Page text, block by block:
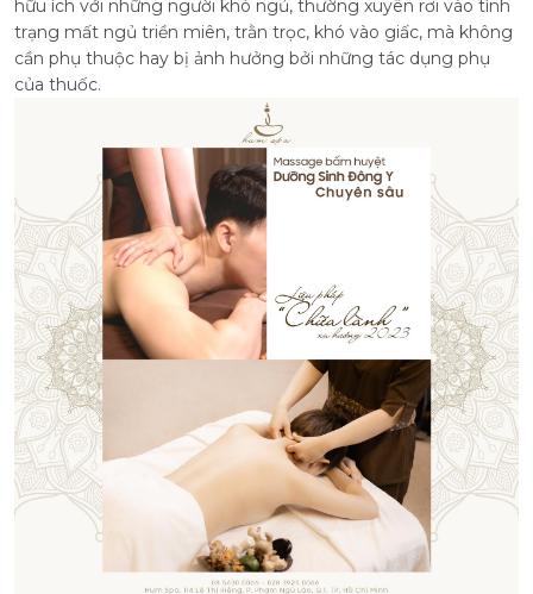
hữu ích với những người khó ngủ, thường xuyên rơi vào tình
trạng mất ngủ triền miên, trằn trọc, khó vào giấc, mà không
cần phụ thuộc hay bị ảnh hưởng bởi những tác dụng phụ
của thuốc.